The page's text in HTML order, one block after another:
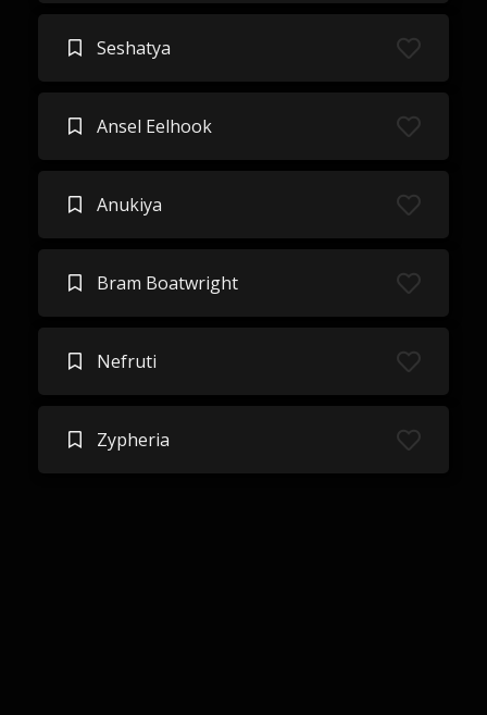
Seshatya
Ansel Eelhook
Anukiya
Bram Boatwright
Nefruti
Zypheria